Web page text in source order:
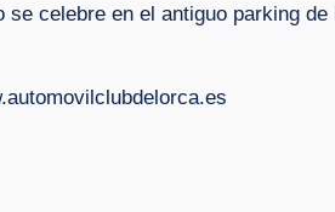
celebre en el antiguo parking